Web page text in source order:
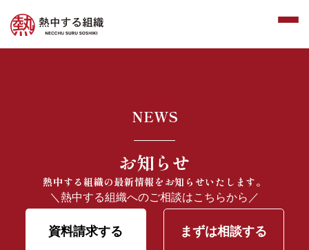
NEWS
お知らせ
熱中する組織の最新情報をお知らせいたします。
＼熱中する組織へのご相談はこちらから／
資料請求する まずは相談する